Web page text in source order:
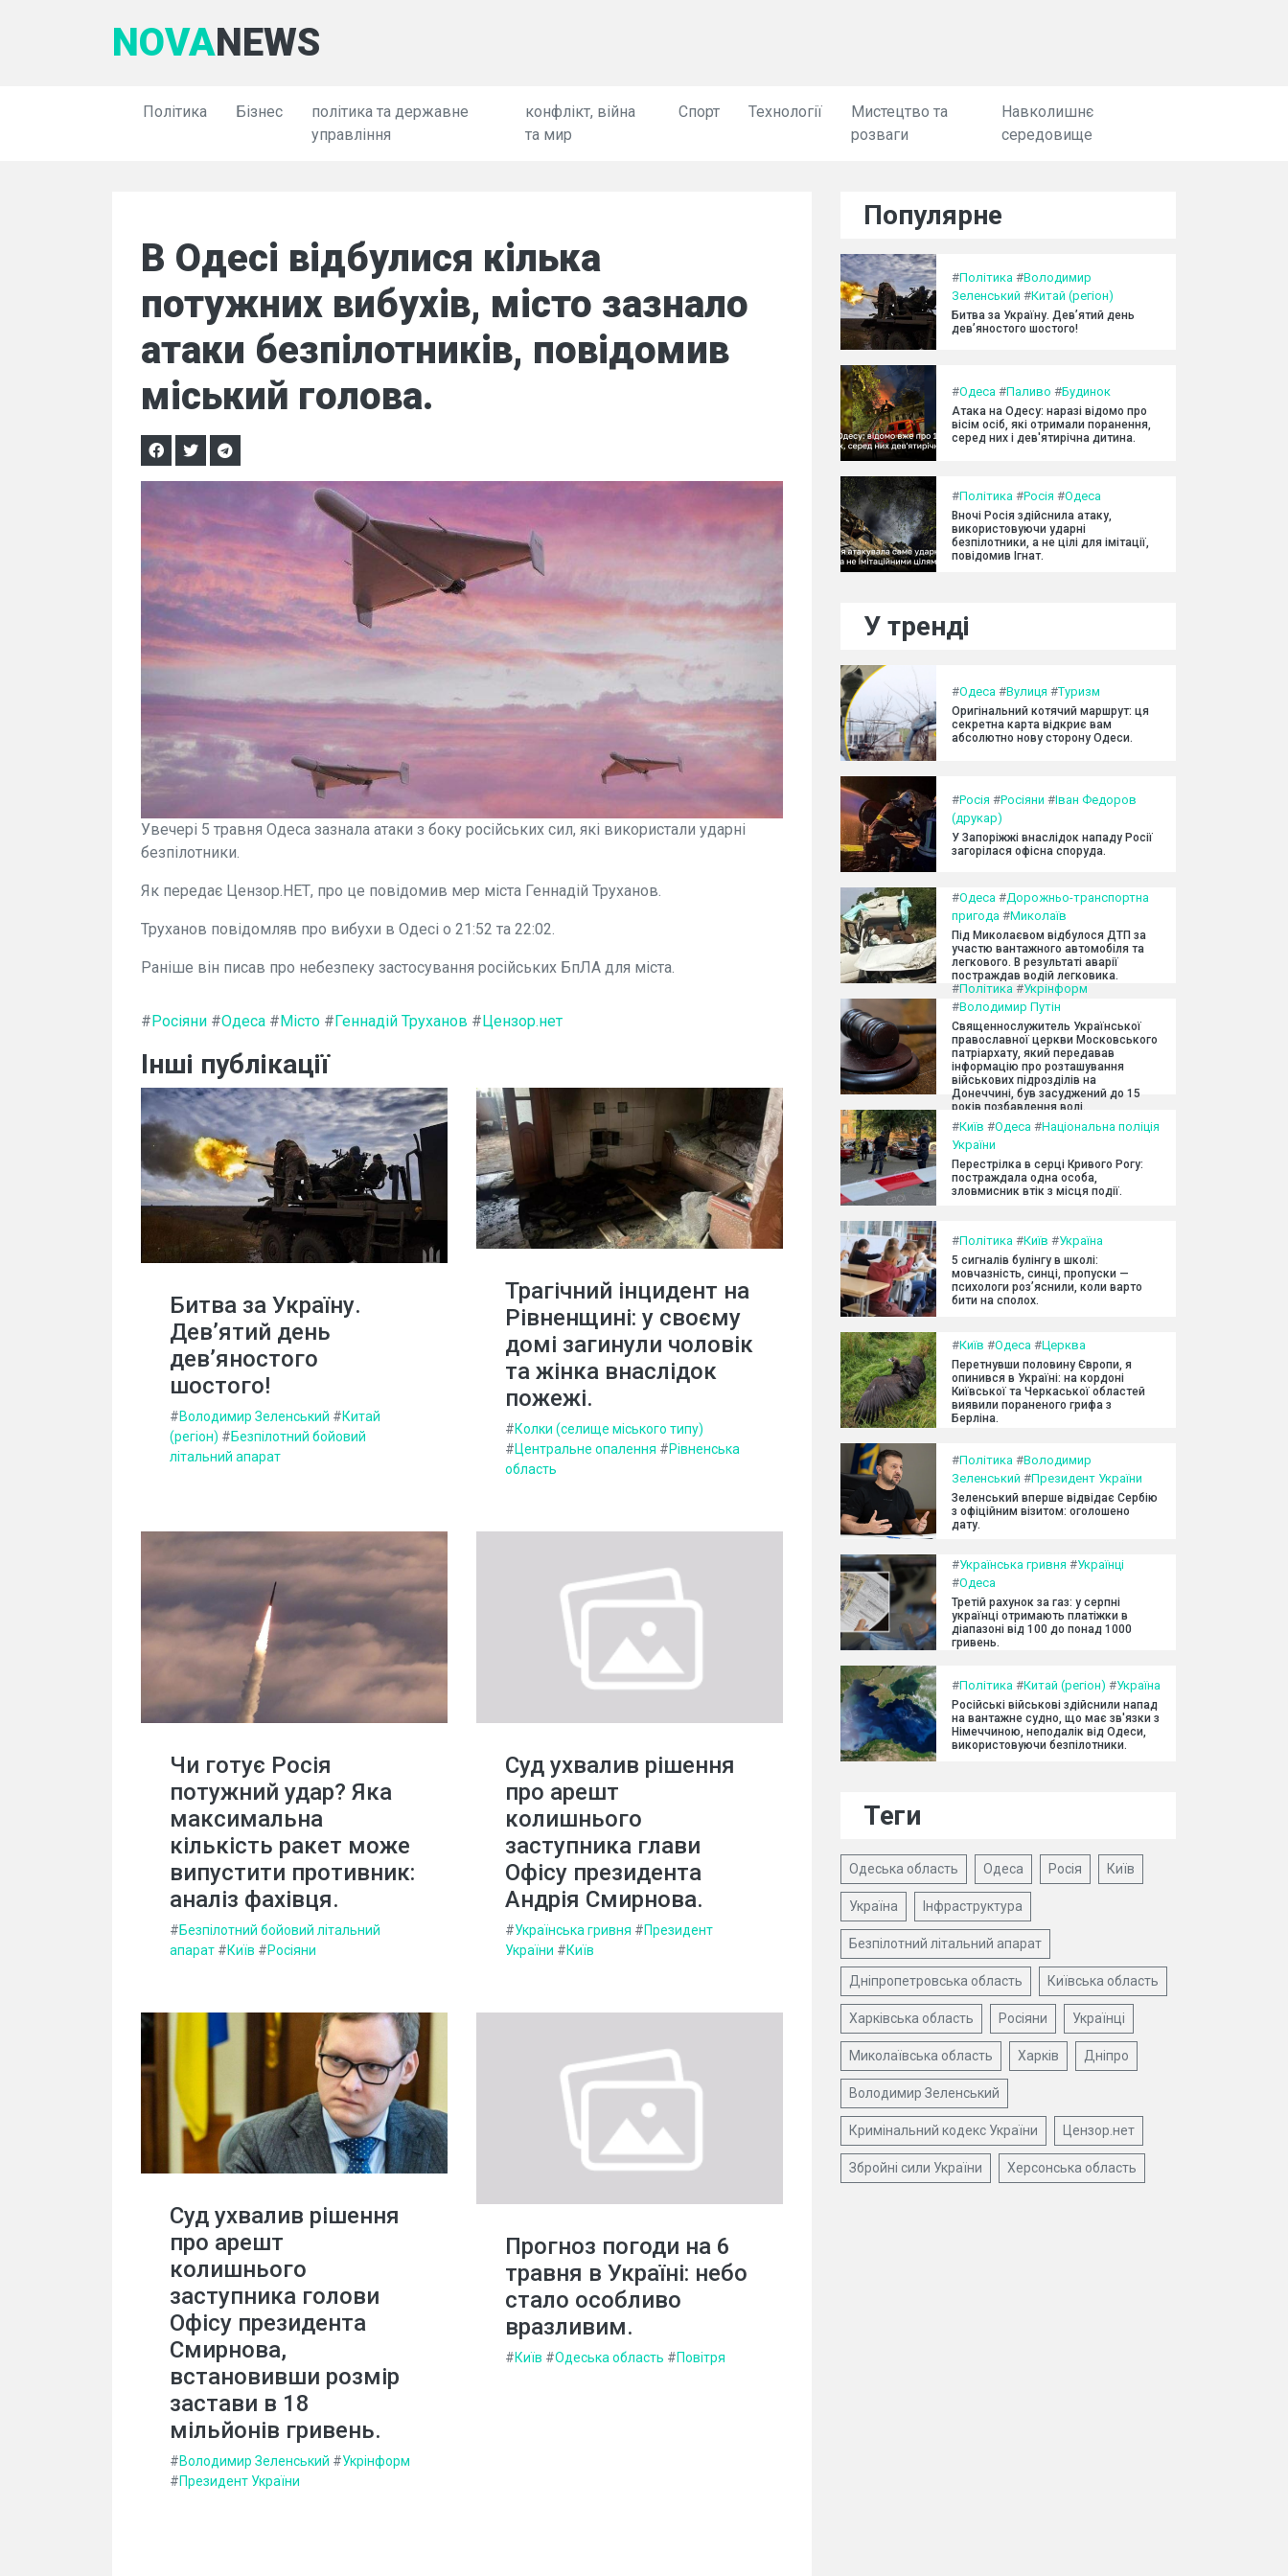
NOVANEWS
Політика Бізнес
політика та державне
управління
конфлікт, війна
та мир
Спорт Технології
Мистецтво та
розваги
Навколишнє
середовище
В Одесі відбулися кілька
потужних вибухів, місто зазнало
атаки безпілотників, повідомив
міський голова.
Увечері 5 травня Одеса зазнала атаки з боку російських сил, які використали ударні
безпілотники.
Як передає Цензор.НЕТ, про це повідомив мер міста Геннадій Труханов.
Труханов повідомляв про вибухи в Одесі о 21:52 та 22:02.
Раніше він писав про небезпеку застосування російських БпЛА для міста.
#Росіяни #Одеса #Місто #Геннадій Труханов #Цензор.нет
Інші публікації
Битва за Україну.
Дев’ятий день
дев’яностого
шостого!
#Володимир Зеленський #Китай
(регіон) #Безпілотний бойовий
літальний апарат
Трагічний інцидент на
Рівненщині: у своєму
домі загинули чоловік
та жінка внаслідок
пожежі.
#Колки (селище міського типу)
#Центральне опалення #Рівненська
область
Чи готує Росія
потужний удар? Яка
максимальна
кількість ракет може
випустити противник:
аналіз фахівця.
#Безпілотний бойовий літальний
апарат #Київ #Росіяни
Суд ухвалив рішення
про арешт
колишнього
заступника глави
Офісу президента
Андрія Смирнова.
#Українська гривня #Президент
України #Київ
Суд ухвалив рішення
про арешт
колишнього
заступника голови
Офісу президента
Смирнова,
встановивши розмір
застави в 18
мільйонів гривень.
#Володимир Зеленський #Укрінформ
#Президент України
Прогноз погоди на 6
травня в Україні: небо
стало особливо
вразливим.
#Київ #Одеська область #Повітря
Популярне
#Політика #Володимир
Зеленський #Китай (регіон)
Битва за Україну. Дев’ятий день
дев’яностого шостого!
#Одеса #Паливо #Будинок
Атака на Одесу: наразі відомо про
вісім осіб, які отримали поранення,
серед них і дев'ятирічна дитина.
#Політика #Росія #Одеса
Вночі Росія здійснила атаку,
використовуючи ударні
безпілотники, а не цілі для імітації,
повідомив Ігнат.
У тренді
#Одеса #Вулиця #Туризм
Оригінальний котячий маршрут: ця
секретна карта відкриє вам
абсолютно нову сторону Одеси.
#Росія #Росіяни #Іван Федоров
(друкар)
У Запоріжжі внаслідок нападу Росії
загорілася офісна споруда.
#Одеса #Дорожньо-транспортна
пригода #Миколаїв
Під Миколаєвом відбулося ДТП за
участю вантажного автомобіля та
легкового. В результаті аварії
постраждав водій легковика.
#Політика #Укрінформ
#Володимир Путін
Священнослужитель Української
православної церкви Московського
патріархату, який передавав
інформацію про розташування
військових підрозділів на
Донеччині, був засуджений до 15
років позбавлення волі.
#Київ #Одеса #Національна поліція
України
Перестрілка в серці Кривого Рогу:
постраждала одна особа,
зловмисник втік з місця події.
#Політика #Київ #Україна
5 сигналів булінгу в школі:
мовчазність, синці, пропуски —
психологи роз’яснили, коли варто
бити на сполох.
#Київ #Одеса #Церква
Перетнувши половину Європи, я
опинився в Україні: на кордоні
Київської та Черкаської областей
виявили пораненого грифа з
Берліна.
#Політика #Володимир
Зеленський #Президент України
Зеленський вперше відвідає Сербію
з офіційним візитом: оголошено
дату.
#Українська гривня #Українці
#Одеса
Третій рахунок за газ: у серпні
українці отримають платіжки в
діапазоні від 100 до понад 1000
гривень.
#Політика #Китай (регіон) #Україна
Російські військові здійснили напад
на вантажне судно, що має зв'язки з
Німеччиною, неподалік від Одеси,
використовуючи безпілотники.
Теги
Одеська область Одеса Росія Київ
Україна Інфраструктура
Безпілотний літальний апарат
Дніпропетровська область Київська область
Харківська область Росіяни Українці
Миколаївська область Харків Дніпро
Володимир Зеленський
Кримінальний кодекс України Цензор.нет
Збройні сили України Херсонська область